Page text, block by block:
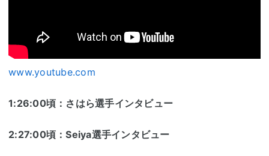
www.youtube.com
1:26:00頃：さはら選手インタビュー
2:27:00頃：Seiya選手インタビュー